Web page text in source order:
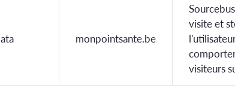
monpointsante.be
visite et
visiteurs